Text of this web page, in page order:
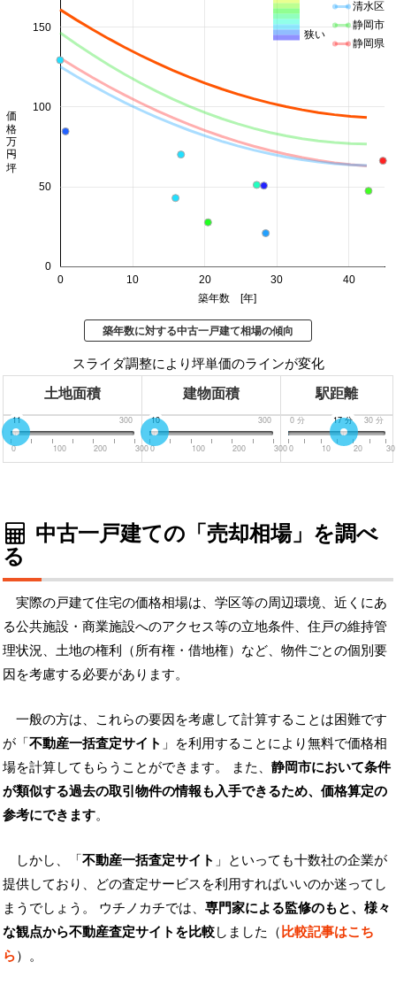
0 10 20 30 40
0
50
100
150
築年数 [年]
価格 万円/坪
清水区
静岡市
静岡県
狭い
築年数に対する中古一戸建て相場の傾向
スライダ調整により坪単価のラインが変化
土地面積 建物面積 駅距離
0 300
11
0 100 200 300
0 300
10
0 100 200 300
0 分 30 分
17分
0 10 20 30
中古一戸建ての「売却相場」を調べ
る
実際の戸建て住宅の価格相場は、学区等の周辺環境、近くにあ
る公共施設・商業施設へのアクセス等の立地条件、住戸の維持管
理状況、土地の権利（所有権・借地権）など、物件ごとの個別要
因を考慮する必要があります。
一般の方は、これらの要因を考慮して計算することは困難です
が「不動産一括査定サイト 」を利用することにより無料で価格相
場を計算してもらうことができます。 また、 静岡市において条件
が類似する過去の取引物件の情報も入手できるため、価格算定の
参考にできます。
しかし、「不動産一括査定サイト 」といっても十数社の企業が
提供しており、どの査定サービスを利用すればいいのか迷ってし
まうでしょう。 ウチノカチでは、 専門家による監修のもと、様々
な観点から不動産査定サイトを比較しました（比較記事はこち
ら）。